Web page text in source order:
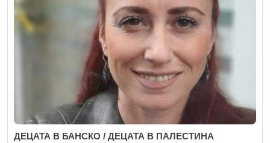
ДЕЦАТА В БАНСКО / ДЕЦАТА В ПАЛЕСТИНА